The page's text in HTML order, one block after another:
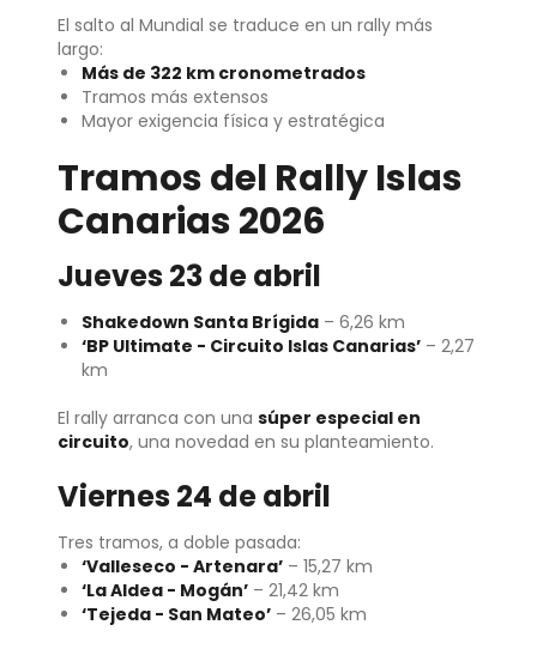
El salto al Mundial se traduce en un rally más
largo:
Más de 322 km cronometrados
Tramos más extensos
Mayor exigencia física y estratégica
Tramos del Rally Islas
Canarias 2026
Jueves 23 de abril
Shakedown Santa Brígida – 6,26 km
‘BP Ultimate - Circuito Islas Canarias’ – 2,27
km
El rally arranca con una súper especial en
circuito, una novedad en su planteamiento.
Viernes 24 de abril
Tres tramos, a doble pasada:
‘Valleseco - Artenara’ – 15,27 km
‘La Aldea - Mogán’ – 21,42 km
‘Tejeda - San Mateo’ – 26,05 km